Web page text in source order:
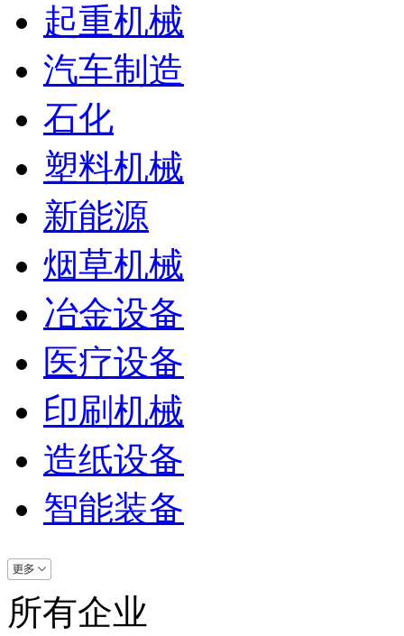
起重机械
汽车制造
石化
塑料机械
新能源
烟草机械
冶金设备
医疗设备
印刷机械
造纸设备
智能装备
所有企业